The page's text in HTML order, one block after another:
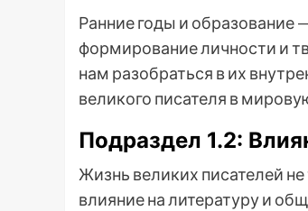
Ранние годы и образование
формирование личности и
нам разобраться в их
великого писателя в
Подраздел 1.2:
Жизнь великих писателей
влияние на литературу и